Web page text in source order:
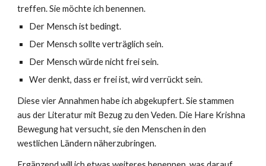
treffen. Sie möchte ich benennen.
Der Mensch ist bedingt.
Der Mensch sollte verträglich sein.
Der Mensch würde nicht frei sein.
Wer denkt, dass er frei ist, wird verrückt sein.
Diese vier Annahmen habe ich abgekupfert. Sie stammen
aus der Literatur mit Bezug zu den Veden. Die Hare Krishna
Bewegung hat versucht, sie den Menschen in den
westlichen Ländern näherzubringen.